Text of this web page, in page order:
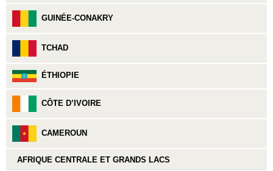
GUINÉE-CONAKRY
TCHAD
ÉTHIOPIE
CÔTE D’IVOIRE
CAMEROUN
AFRIQUE CENTRALE ET GRANDS LACS